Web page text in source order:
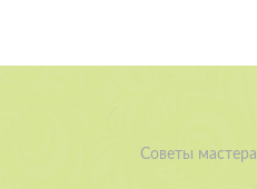
Советы мастера